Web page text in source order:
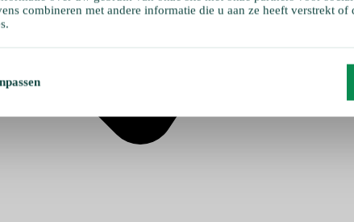
combineren met andere informatie die u aan ze heeft verstrekt